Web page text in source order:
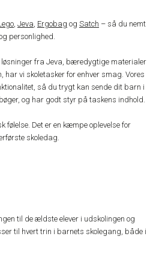
, Jeva, Ergobag og Satch – så du nemt
personlighed.
løsninger fra Jeva, bæredygtige materialer
vi skoletasker for enhver smag. Vores
så du trygt kan sende dit barn i
og har godt styr på taskens indhold.
Det er en kæmpe oplevelse for
skoledag.
til de ældste elever i udskolingen og
til hvert trin i barnets skolegang, både i